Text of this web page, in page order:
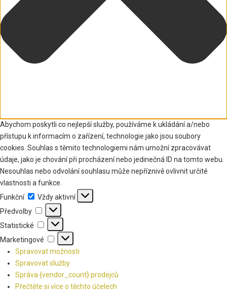
Abychom poskytli co nejlepší služby, používáme k ukládání a/nebo
přístupu k informacím o zařízení, technologie jako jsou soubory
cookies. Souhlas s těmito technologiemi nám umožní zpracovávat
údaje, jako je chování při procházení nebo jedinečná ID na tomto webu.
Nesouhlas nebo odvolání souhlasu může nepříznivě ovlivnit určité
vlastnosti a funkce.
Funkční
Funkční
Vždy aktivní
Předvolby
Předvolby
Statistické Statistické
Marketingové
Marketingové
Spravovat možnosti
Spravovat služby
Správa {vendor_count} prodejců
Přečtěte si více o těchto účelech